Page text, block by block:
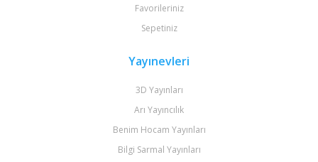
Favorileriniz
Sepetiniz
Yayınevleri
3D Yayınları
Arı Yayıncılık
Benim Hocam Yayınları
Bilgi Sarmal Yayınları